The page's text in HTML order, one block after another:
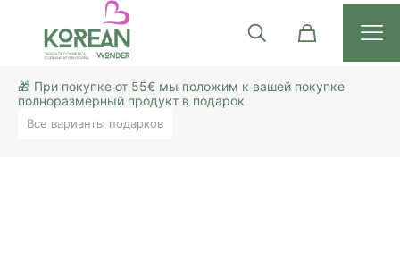
🎁 При покупке от 55€ мы положим к вашей покупке
полноразмерный продукт в подарок
Все варианты подарков